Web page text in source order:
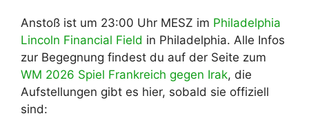
Anstoß ist um 23:00 Uhr MESZ im Philadelphia
Lincoln Financial Field in Philadelphia. Alle Infos
zur Begegnung findest du auf der Seite zum
WM 2026 Spiel Frankreich gegen Irak, die
Aufstellungen gibt es hier, sobald sie offiziell
sind: